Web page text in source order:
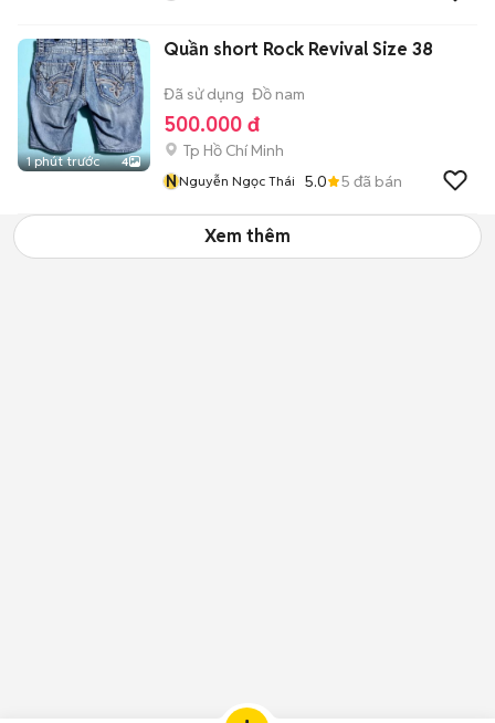
1 phút trước 4
Quần short Rock Revival Size 38
Đã sử dụng Đồ nam
500.000 đ
Tp Hồ Chí Minh
NNguyễn Ngọc Thái 5.0 5 đã bán
Xem thêm